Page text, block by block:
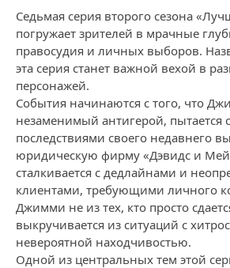
Седьмая серия второго сезона
погружает зрителей в мрачные
правосудия и личных выборов.
эта серия станет важной вехой в
персонажей.
События начинаются с того, что
незаменимый антигерой, пытается
последствиями своего недавнего
юридическую фирму «Дэвидс и
сталкивается с дедлайнами и
клиентами, требующими личного
Джимми не из тех, кто просто
выкручивается из ситуаций с
невероятной находчивостью.
Одной из центральных тем этой